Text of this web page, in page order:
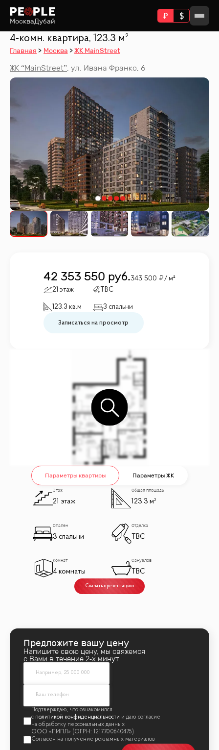
МоскваДубай
4-комн. квартира, 123.3 м²
Главная Москва ЖК MainStreet
ЖК “MainStreet”, ул. Ивана Франко, 6
42 353 550 руб.343 500 / м²
21 этаж TBC
123.3 кв.м 3 спальни
Записаться на просмотр
Параметры квартиры Параметры ЖК
Этаж
21 этаж
Общая площадь
123.3 м²
Спален
3 спальни
Отделка
TBC
Комнат
4 комнаты
Санузлов
TBC
Скачать презентацию
Предложите вашу цену
Напишите свою цену, мы свяжемся
с Вами в течение 2‑х минут
политикой конфиденциальности